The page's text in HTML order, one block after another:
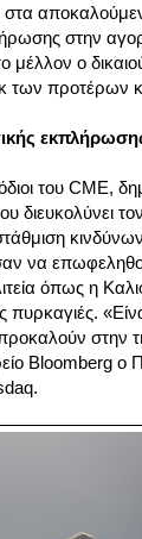
στα
στην
μέλλον ο
των προτέρων
του CME,
διευκολύνει
να
όπως η
πυρκαγιές.
στην
Bloomberg ο